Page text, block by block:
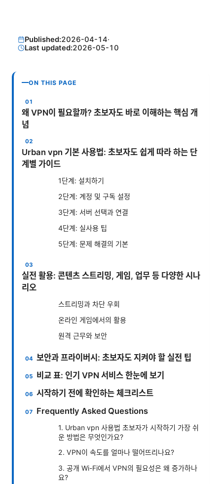
Published:2026-04-14·
Last updated:2026-05-10
ON THIS PAGE
왜 VPN이 필요할까? 초보자도 바로 이해하는 핵심 개
념
Urban vpn 기본 사용법: 초보자도 쉽게 따라 하는 단
계별 가이드
1단계: 설치하기
2단계: 계정 및 구독 설정
3단계: 서버 선택과 연결
4단계: 실사용 팁
5단계: 문제 해결의 기본
실전 활용: 콘텐츠 스트리밍, 게임, 업무 등 다양한 시나
리오
스트리밍과 차단 우회
온라인 게임에서의 활용
원격 근무와 보안
보안과 프라이버시: 초보자도 지켜야 할 실전 팁
비교 표: 인기 VPN 서비스 한눈에 보기
시작하기 전에 확인하는 체크리스트
Frequently Asked Questions
1. Urban vpn 사용법 초보자가 시작하기 가장 쉬
운 방법은 무엇인가요?
2. VPN이 속도를 얼마나 떨어뜨리나요?
3. 공개 Wi-Fi에서 VPN의 필요성은 왜 증가하나
요?